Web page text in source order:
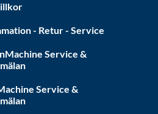
- Retur - Service
Service &
Service &